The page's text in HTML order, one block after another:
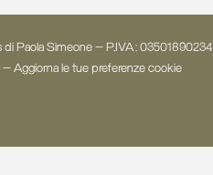
Paola Simeone - P.IVA: 03501890234
- Aggiorna le tue preferenze cookie